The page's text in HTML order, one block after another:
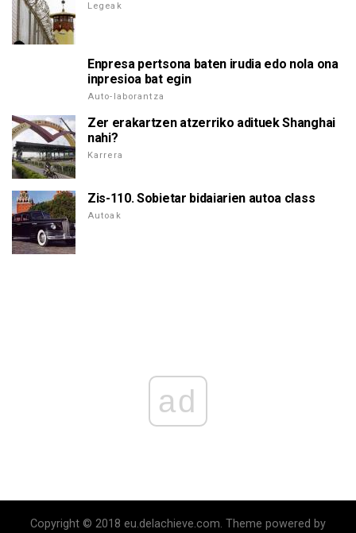
Legeak
Enpresa pertsona baten irudia edo nola ona
inpresioa bat egin
Auto-laborantza
Zer erakartzen atzerriko adituek Shanghai
nahi?
Karrera
Zis-110. Sobietar bidaiarien autoa class
Autoak
ad
Copyright © 2018 eu.delachieve.com. Theme powered by